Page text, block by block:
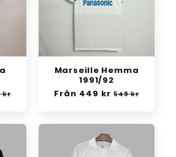
kr
Marseille Hemma
1991/92
Ordinarie
Från 449 kr 549 kr